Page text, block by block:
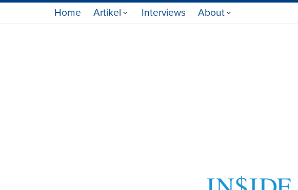
Home Artikel Interviews About